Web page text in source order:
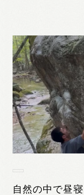
自然の中で昼寝